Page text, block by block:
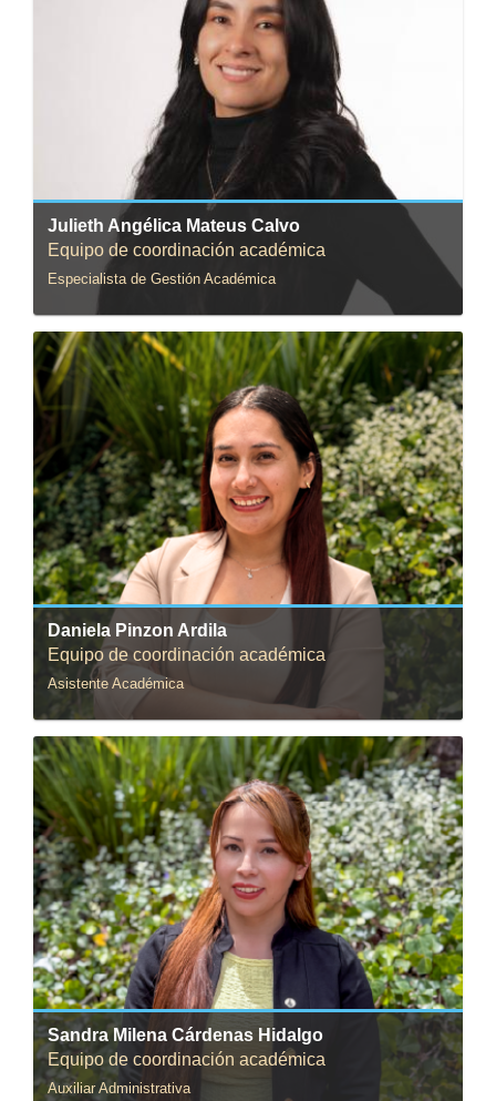
Julieth Angélica Mateus Calvo
Equipo de coordinación académica
Especialista de Gestión Académica
Correo: ja.mateus@uniandes.edu.co
Daniela Pinzon Ardila
Equipo de coordinación académica
Asistente Académica
Correo:d.pinzon5@uniandes.edu.co
Sandra Milena Cárdenas Hidalgo
Equipo de coordinación académica
Auxiliar Administrativa
Correo:s.cardenash@uniandes.edu.co